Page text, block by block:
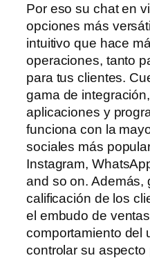
Por eso su chat en
opciones más
intuitivo que hace
operaciones, tanto
para tus clientes.
gama de
aplicaciones y
funciona con la
sociales más
Instagram,
and so on. Además,
calificación de los
el embudo de
comportamiento del
controlar su